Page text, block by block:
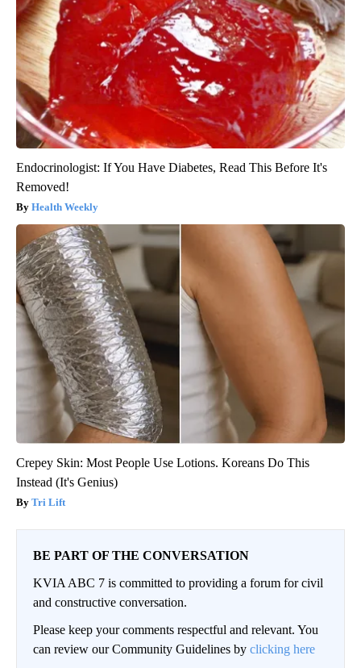
Endocrinologist: If You Have Diabetes, Read This Before It's
Removed!
Health Weekly
Crepey Skin: Most People Use Lotions. Koreans Do This
Instead (It's Genius)
Tri Lift
BE PART OF THE CONVERSATION
KVIA ABC 7 is committed to providing a forum for civil
and constructive conversation.
Please keep your comments respectful and relevant. You
can review our Community Guidelines by clicking here